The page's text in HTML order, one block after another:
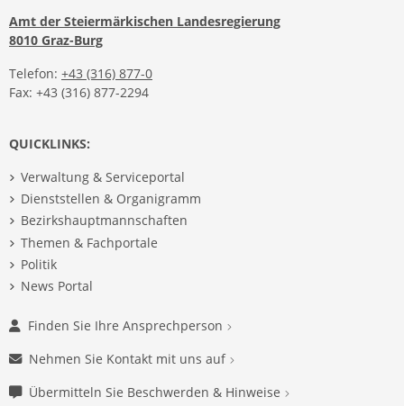
Amt der Steiermärkischen Landesregierung
8010 Graz-Burg
Telefon: +43 (316) 877-0
Fax: +43 (316) 877-2294
QUICKLINKS:
Verwaltung & Serviceportal
Dienststellen & Organigramm
Bezirkshauptmannschaften
Themen & Fachportale
Politik
News Portal
Finden Sie Ihre Ansprechperson
Nehmen Sie Kontakt mit uns auf
Übermitteln Sie Beschwerden & Hinweise